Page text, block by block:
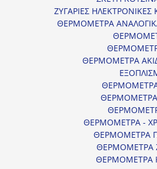
ΖΥΓΑΡΙΕΣ ΗΛΕΚΤΡΟΝΙΚΕΣ
ΘΕΡΜΟΜΕΤΡΑ
ΘΕΡΜΟΜΕΤΡΑ
ΘΕΡΜΟΜΕΤΡΑ
ΘΕΡΜΟΜΕΤΡΑ
ΘΕΡΜΟΜΕΤΡΑ -
ΘΕΡΜΟΜΕΤΡΑ
ΘΕΡΜΟΜΕΤΡΑ
ΘΕΡΜΟΜΕΤΡΑ